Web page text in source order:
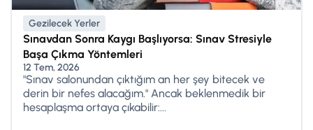
Gezilecek Yerler
Sınavdan Sonra Kaygı Başlıyorsa: Sınav Stresiyle
Başa Çıkma Yöntemleri
12 Tem, 2026
"Sınav salonundan çıktığım an her şey bitecek ve
derin bir nefes alacağım." Ancak beklenmedik bir
hesaplaşma ortaya çıkabilir:...